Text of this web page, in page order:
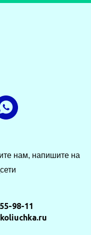
нам, напишите на
98-11